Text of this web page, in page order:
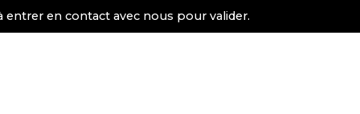
en contact avec nous pour valider.